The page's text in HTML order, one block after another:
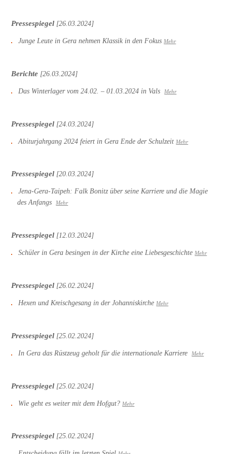
Pressespiegel [26.03.2024]
Junge Leute in Gera nehmen Klassik in den Fokus Mehr
Berichte [26.03.2024]
Das Winterlager vom 24.02. – 01.03.2024 in Vals Mehr
Pressespiegel [24.03.2024]
Abiturjahrgang 2024 feiert in Gera Ende der Schulzeit Mehr
Pressespiegel [20.03.2024]
Jena-Gera-Taipeh: Falk Bonitz über seine Karriere und die Magie
des Anfangs
Mehr
Pressespiegel [12.03.2024]
Schüler in Gera besingen in der Kirche eine Liebesgeschichte Mehr
Pressespiegel [26.02.2024]
Hexen und Kreischgesang in der Johanniskirche Mehr
Pressespiegel [25.02.2024]
In Gera das Rüstzeug geholt für die internationale Karriere Mehr
Pressespiegel [25.02.2024]
Wie geht es weiter mit dem Hofgut? Mehr
Pressespiegel [25.02.2024]